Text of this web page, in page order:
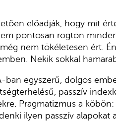
előadják, hogy mit
pontosan rögtön
nem tökéletesen ért.
Nekik sokkal
ban egyszerű, dolgos
passzív
Pragmatizmus a
ilyen passzív alapokat